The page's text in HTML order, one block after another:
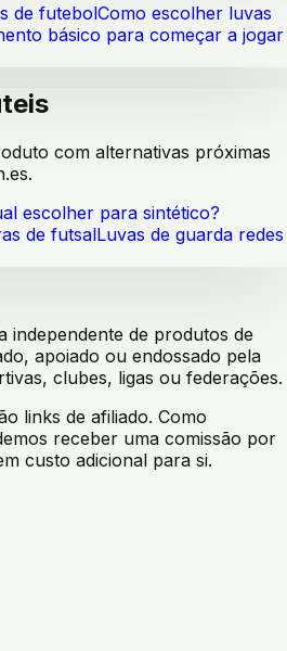
de futebolComo escolher luvas
básico para começar a jogar
com alternativas próximas
escolher para sintético?
de futsalLuvas de guarda redes
independente de produtos de
apoiado ou endossado pela
clubes, ligas ou federações.
links de afiliado. Como
receber uma comissão por
custo adicional para si.